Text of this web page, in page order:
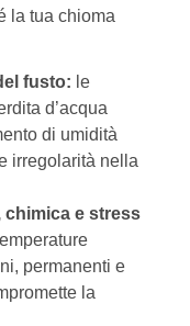
la tua chioma
fusto: le
d’acqua
di umidità
irregolarità nella
chimica e stress
permanenti e
la